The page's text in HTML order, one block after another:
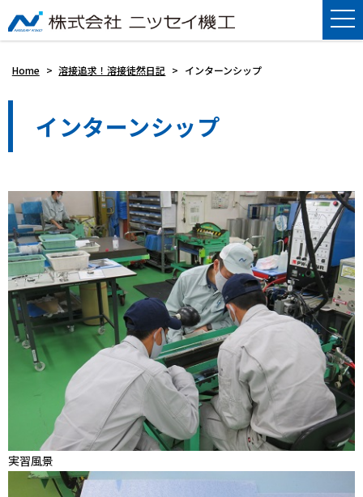
Home > 溶接追求！溶接徒然日記 > インターンシップ
インターンシップ
実習風景